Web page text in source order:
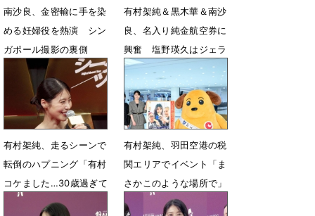
南沙良、金密輸に手を染
める妊婦役を熱演 シン
ガポール撮影の裏側
6月30日 07時00分
有村架純＆黒木華＆南沙
良、名入り純金航空券に
興奮 塩野瑛久はジェラ
シー
6月23日 15時52分
有村架純、走るシーンで
転倒のハプニング「有村
コケました…30歳過ぎて
の全力疾走は危ない」
有村架純、羽田空港の税
関エリアでイベント「ま
さかこのような場所で」
5月27日 06時51分